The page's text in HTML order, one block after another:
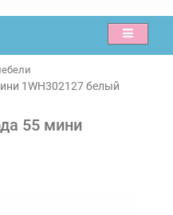
1WH302127 белый
55 мини